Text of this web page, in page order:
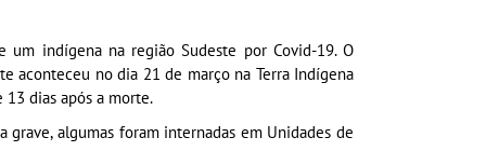
indígena na região Sudeste por Covid-19. O
aconteceu no dia 21 de março na Terra Indígena
13 dias após a morte.
grave, algumas foram internadas em Unidades de